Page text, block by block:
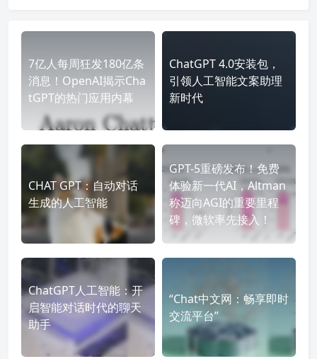
7亿人每周狂发180亿条
消息！OpenAI揭示Cha
tGPT的热门应用内幕
ChatGPT 4.0安装包，
引领人工智能文案助理
新时代
CHAT GPT：自动对话
生成的人工智能
GPT-5重磅发布！免费
体验新一代AI，Altman
称迈向AGI的重要里程
碑，微软率先接入！
ChatGPT人工智能：开
启智能对话时代的聊天
助手
“Chat中文网：畅享即时
交流平台”